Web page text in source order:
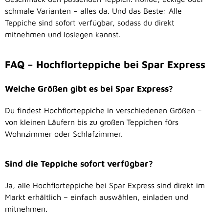
schmale Varianten – alles da. Und das Beste: Alle
Teppiche sind sofort verfügbar, sodass du direkt
mitnehmen und loslegen kannst.
FAQ – Hochflorteppiche bei Spar Express
Welche Größen gibt es bei Spar Express?
Du findest Hochflorteppiche in verschiedenen Größen –
von kleinen Läufern bis zu großen Teppichen fürs
Wohnzimmer oder Schlafzimmer.
Sind die Teppiche sofort verfügbar?
Ja, alle Hochflorteppiche bei Spar Express sind direkt im
Markt erhältlich – einfach auswählen, einladen und
mitnehmen.